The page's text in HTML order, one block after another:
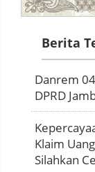
Berita
Danrem
DPRD
Klaim
Silahkan